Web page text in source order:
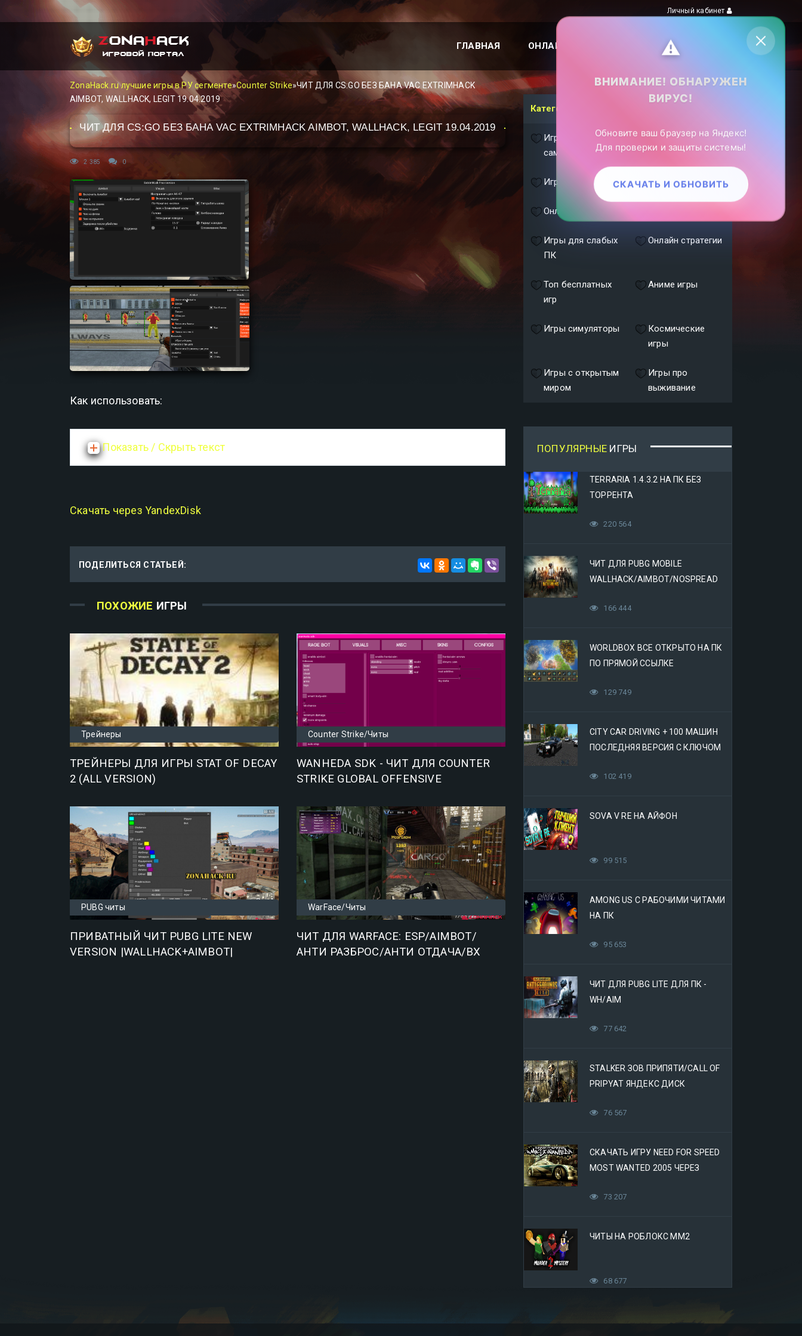
Личный кабинет
ГЛАВНАЯ ОНЛАЙН ИГРЫ ПОИСК ПО САЙТУ
ZonaHack.ru лучшие игры в РУ сегменте»Counter Strike»ЧИТ ДЛЯ CS:GO БЕЗ БАНА VAC EXTRIMHACK
AIMBOT, WALLHACK, LEGIT 19.04.2019
ЧИТ ДЛЯ CS:GO БЕЗ БАНА VAC EXTRIMHACK AIMBOT, WALLHACK, LEGIT 19.04.2019
2 385 0
Как использовать:
Показать / Скрыть текст
Скачать через YandexDisk
ПОДЕЛИТЬСЯ СТАТЬЕЙ:
ПОХОЖИЕ ИГРЫ
Трейнеры
ТРЕЙНЕРЫ ДЛЯ ИГРЫ STAT OF DECAY
2 (ALL VERSION)
Counter Strike/Читы
WANHEDA SDK - ЧИТ ДЛЯ COUNTER
STRIKE GLOBAL OFFENSIVE
PUBG читы
ПРИВАТНЫЙ ЧИТ PUBG LITE NEW
VERSION |WALLHACK+AIMBOT|
WarFace/Читы
ЧИТ ДЛЯ WARFACE: ESP/AIMBOT/
АНТИ РАЗБРОС/АНТИ ОТДАЧА/ВХ
Категории
Игры про
самолеты
Игры с
кораблями
Игры с танками ММОРПГ
Онлайн шутеры
Игры для слабых
ПК
Онлайн стратегии
Топ бесплатных
игр
Аниме игры
Игры симуляторы
Космические
игры
Игры с открытым
миром
Игры про
выживание
ПОПУЛЯРНЫЕ ИГРЫ
TERRARIA 1.4.3.2 НА ПК БЕЗ
ТОРРЕНТА
220 564
ЧИТ ДЛЯ PUBG MOBILE
WALLHACK/AIMBOT/NOSPREAD
166 444
WORLDBOX ВСЕ ОТКРЫТО НА ПК
ПО ПРЯМОЙ ССЫЛКЕ
129 749
CITY CAR DRIVING + 100 МАШИН
ПОСЛЕДНЯЯ ВЕРСИЯ С КЛЮЧОМ
102 419
SOVA V RE НА АЙФОН
99 515
AMONG US С РАБОЧИМИ ЧИТАМИ
НА ПК
95 653
ЧИТ ДЛЯ PUBG LITE ДЛЯ ПК -
WH/AIM
77 642
STALKER ЗОВ ПРИПЯТИ/CALL OF
PRIPYAT ЯНДЕКС ДИСК
76 567
СКАЧАТЬ ИГРУ NEED FOR SPEED
MOST WANTED 2005 ЧЕРЕЗ
73 207
ЧИТЫ НА РОБЛОКС ММ2
68 677
⚠️
ВНИМАНИЕ! ОБНАРУЖЕН
ВИРУС!
Обновите ваш браузер на Яндекс!
Для проверки и защиты системы!
СКАЧАТЬ И ОБНОВИТЬ